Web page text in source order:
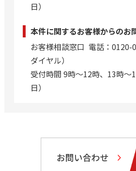
日）
本件に関するお客様からのお
お客様相談窓口 電話：0120-
ダイヤル）
受付時間 9時～12時、13時～
日）